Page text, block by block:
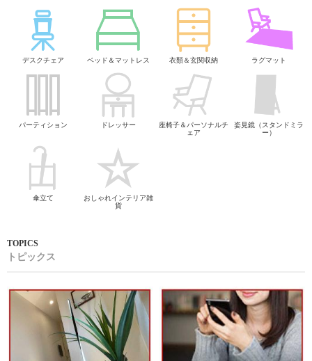
デスクチェア ベッド＆マットレス 衣類＆玄関収納 ラグマット
パーティション ドレッサー
座椅子＆パーソナルチ
ェア
姿見鏡（スタンドミラ
ー）
傘立て
おしゃれインテリア雑
貨
トピックス